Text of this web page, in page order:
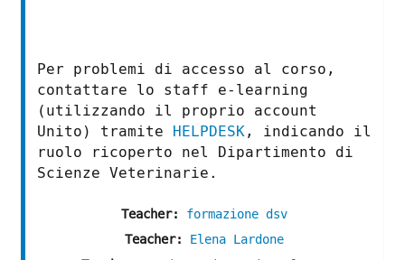
Per problemi di accesso al corso,
contattare lo staff e-learning
(utilizzando il proprio account
Unito) tramite HELPDESK, indicando il
ruolo ricoperto nel Dipartimento di
Scienze Veterinarie.
Teacher: formazione dsv
Teacher: Elena Lardone